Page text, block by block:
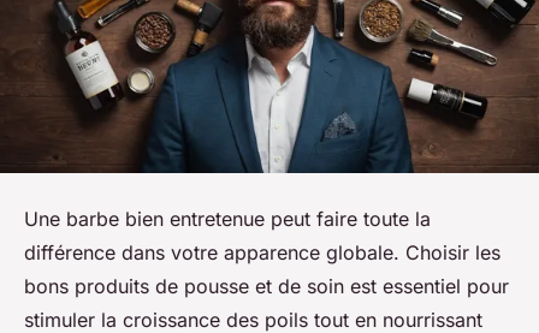
Une barbe bien entretenue peut faire toute la
différence dans votre apparence globale. Choisir les
bons produits de pousse et de soin est essentiel pour
stimuler la croissance des poils tout en nourrissant